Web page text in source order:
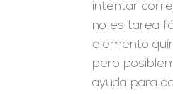
intentar
no es tarea
elemento
pero
ayuda para